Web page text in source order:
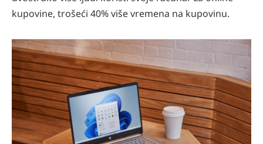
kupovine, trošeći 40% više vremena na kupovinu.